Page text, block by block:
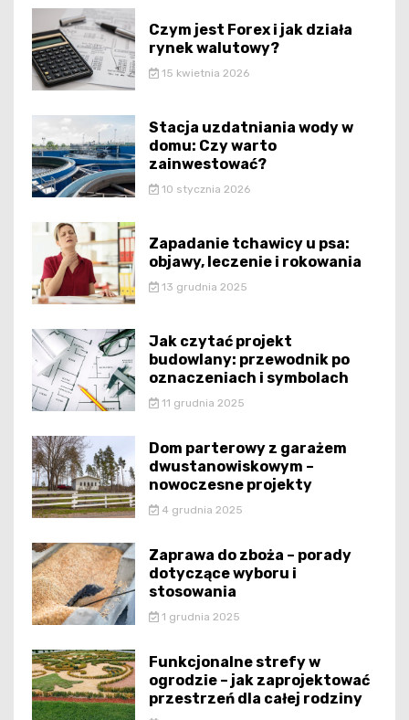
Czym jest Forex i jak działa
rynek walutowy?
15 kwietnia 2026
Stacja uzdatniania wody w
domu: Czy warto
zainwestować?
10 stycznia 2026
Zapadanie tchawicy u psa:
objawy, leczenie i rokowania
13 grudnia 2025
Jak czytać projekt
budowlany: przewodnik po
oznaczeniach i symbolach
11 grudnia 2025
Dom parterowy z garażem
dwustanowiskowym –
nowoczesne projekty
4 grudnia 2025
Zaprawa do zboża – porady
dotyczące wyboru i
stosowania
1 grudnia 2025
Funkcjonalne strefy w
ogrodzie – jak zaprojektować
przestrzeń dla całej rodziny